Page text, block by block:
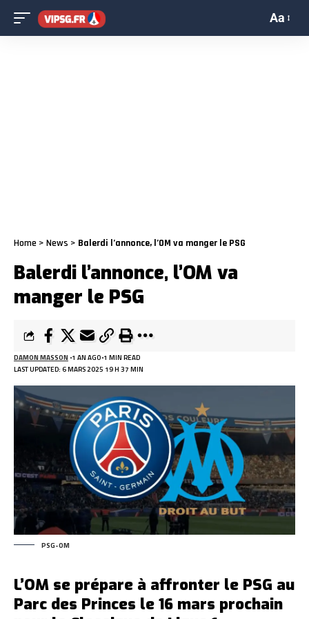
Aa
Home > News > Balerdi l’annonce, l’OM va manger le PSG
Balerdi l’annonce, l’OM va
manger le PSG
LAST UPDATED: 6 MARS 2025 19 H 37 MIN
DAMON MASSON 1 AN AGO 1 MIN READ
PSG-OM
L’OM se prépare à affronter le PSG au
Parc des Princes le 16 mars prochain